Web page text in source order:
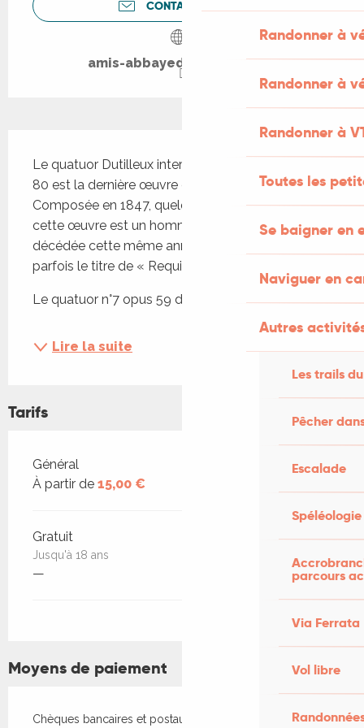
Randonner à
Randonner à
Randonner à
Toutes les
Se baigner en
Naviguer en
Autres
Les trails
Pêcher
Escalade
Spéléologie
parcours
Via Ferrata
Vol libre
CONTACTEZ-NOUS
amis-abbayedemarcilhac.fr
Le quatuor Dutilleux interprètera le quatuor opus
80 est la dernière œuvre de Mendelssohn.
Composée en 1847, quelques mois avant sa mort,
cette œuvre est un hommage à sa sœur Fanny
décédée cette même année : elle porte d'ailleurs
parfois le titre de « Requiem à Fanny ».
Le quatuor n°7 opus 59 de...
Lire la suite
Tarifs
Tarifs 2026
Général
À partir de 15,00 €
Gratuit
Jusqu'à 18 ans
—
Moyens de paiement
Chèques bancaires et postaux